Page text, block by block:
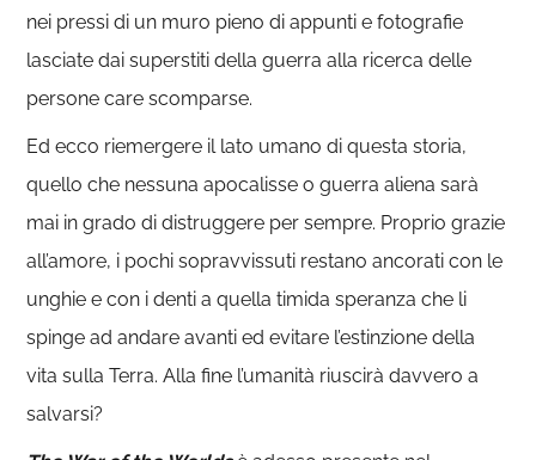
nei pressi di un muro pieno di appunti e fotografie
lasciate dai superstiti della guerra alla ricerca delle
persone care scomparse.
Ed ecco riemergere il lato umano di questa storia,
quello che nessuna apocalisse o guerra aliena sarà
mai in grado di distruggere per sempre. Proprio grazie
all’amore, i pochi sopravvissuti restano ancorati con le
unghie e con i denti a quella timida speranza che li
spinge ad andare avanti ed evitare l’estinzione della
vita sulla Terra. Alla fine l’umanità riuscirà davvero a
salvarsi?